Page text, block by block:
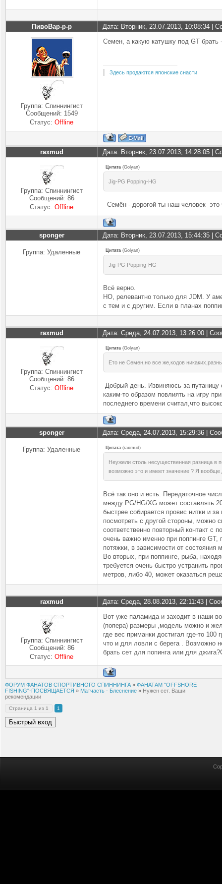
ПивоВар-р-р Дата: Вторник, 23.07.2013, 10:08:34 |
Группа: Спиннингист
Сообщений: 1549
Статус:Offline
Семен, а какую катушку под GT брать
Здесь продаются японские снасти
raxmud Дата: Вторник, 23.07.2013, 14:28:05 |
Группа: Спиннингист
Сообщений: 86
Статус:Offline
Цитата (Golyan)
Jig-PG Popping-HG
Семён - дорогой ты наш человек это
sponger Дата: Вторник, 23.07.2013, 15:44:35 |
Группа: Удаленные Цитата (Golyan)
Jig-PG Popping-HG
Всё верно.
НО, релевантно только для JDM. У
с тем и с другим. Если в планах
raxmud Дата: Среда, 24.07.2013, 13:26:00 |
Группа: Спиннингист
Сообщений: 86
Статус:Offline
Цитата (Golyan)
Ето не Семен,но все же,кодов
Добрый день. Извиняюсь за
каким-то образом повлиять на игру
последнего времени считал,что
sponger Дата: Среда, 24.07.2013, 15:29:36 |
Группа: Удаленные Цитата (raxmud)
Неужели столь несущественная разница в
возможно это и имеет значение ? Я вообще
Всё так оно и есть. Передаточное
между PG/HG/XG может составлять
быстрее собирается провис нитки и
посмотреть с другой стороны, можно
соответственно повторный контакт с
очень важно именно при поппинге GT,
потяжки, в зависимости от состояния
Во вторых, при поппинге, рыба,
требуется очень быстро устранить
метров, либо 40, может оказаться
raxmud Дата: Среда, 28.08.2013, 22:11:43 |
Группа: Спиннингист
Сообщений: 86
Статус:Offline
Вот уже паламида и заходит в наши
(попера) размеры ,модель можно и
где вес приманки достигал где-то
что и для ловли с берега . Возможно
брать сет для попинга или для
ФОРУМ ФАНАТОВ СПОРТИВНОГО СПИННИНГА » ФАНАТАМ "OFFSHORE
FISHING"-ПОСВЯЩАЕТСЯ » Матчасть - Блеснение » Нужен сет. Ваши
рекомендации
Страница 1 из 1 1